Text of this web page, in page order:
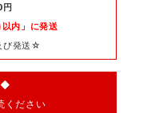
内」に発送
び発送☆
◆
ください